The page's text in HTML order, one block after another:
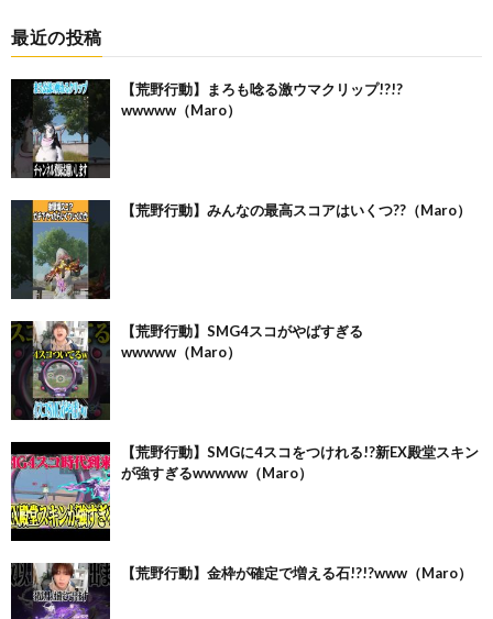
最近の投稿
【荒野行動】まろも唸る激ウマクリップ!?!?
wwwww（Maro）
【荒野行動】みんなの最高スコアはいくつ??（Maro）
【荒野行動】SMG4スコがやばすぎる
wwwww（Maro）
【荒野行動】SMGに4スコをつけれる!?新EX殿堂スキン
が強すぎるwwwww（Maro）
【荒野行動】金枠が確定で増える石!?!?www（Maro）